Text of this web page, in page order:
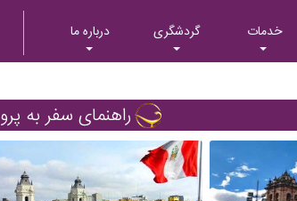
خدمات گردشگری درباره ما
راهنمای سفر به پرو